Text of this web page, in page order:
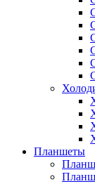
Планшеты